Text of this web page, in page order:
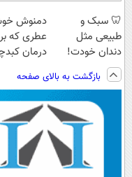
🦷 سبک و
طبیعی مثل
دندان خودت!
نصب آسان و
پرداخت اقساطی
💳 📍 تهران
دمنوش
عطری که
درمان
بازگشت به بالای صفحه